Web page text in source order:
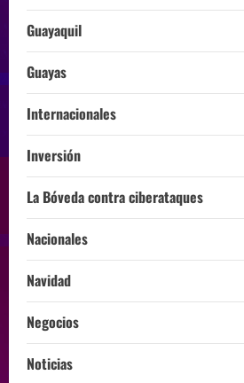
Guayaquil
Guayas
Internacionales
Inversión
La Bóveda contra ciberataques
Nacionales
Navidad
Negocios
Noticias